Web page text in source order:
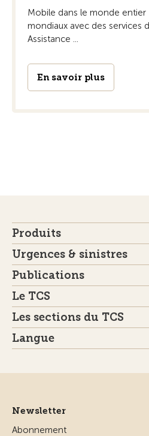
Mobile dans le monde entier
mondiaux avec des services
Assistance ...
En savoir plus
Produits
Urgences & sinistres
Publications
Le TCS
Les sections du TCS
Langue
Newsletter
Abonnement